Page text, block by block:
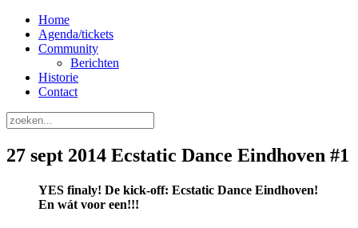
Home
Agenda/tickets
Community
Berichten
Historie
Contact
27 sept 2014 Ecstatic Dance Eindhoven #1
YES finaly! De kick-off: Ecstatic Dance Eindhoven!
En wát voor een!!!